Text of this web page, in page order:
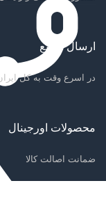
ارسال سریع
در اسرع وقت به کل
محصولات اورجینال
ضمانت اصالت کالا